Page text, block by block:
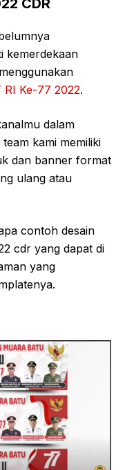
kemerdekaan
Ke-77 2022.
dalam
kami memiliki
dan banner format
ulang atau
contoh desain
cdr yang dapat di
yang